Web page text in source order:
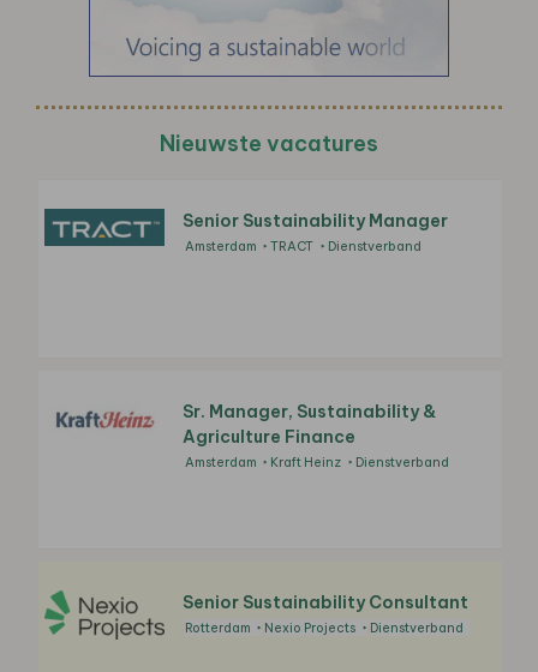
Nieuwste vacatures
Senior Sustainability Manager
Amsterdam TRACT Dienstverband
Sr. Manager, Sustainability &
Agriculture Finance
Amsterdam Kraft Heinz Dienstverband
Senior Sustainability Consultant
Rotterdam Nexio Projects Dienstverband